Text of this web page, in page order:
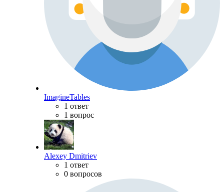
ImagineTables
1 ответ
1 вопрос
Alexey Dmitriev
1 ответ
0 вопросов